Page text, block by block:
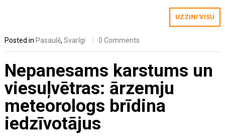
UZZINI VISU
Posted in Pasaulē,Svarīgi 0 Comments
Nepanesams karstums un
viesuļvētras: ārzemju
meteorologs brīdina
iedzīvotājus